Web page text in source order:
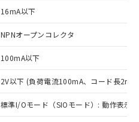
16mA以下
NPNオープンコレクタ
100mA以下
2V以下 (負荷電流100mA、コード長2m
標準I/Oモード（SIOモード）: 動作表示